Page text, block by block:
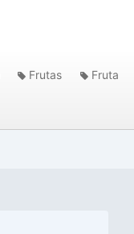
Frutas Fruta